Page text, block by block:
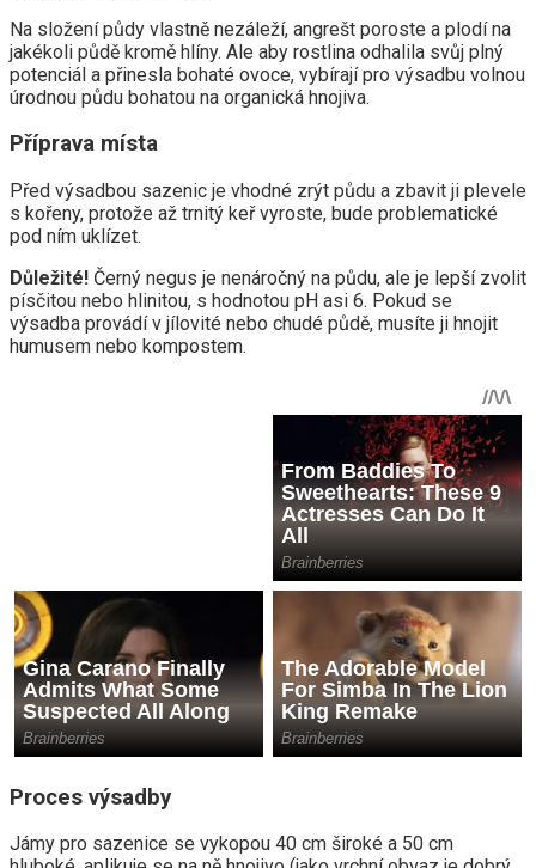
Na složení půdy vlastně nezáleží, angrešt poroste a plodí na
jakékoli půdě kromě hlíny. Ale aby rostlina odhalila svůj plný
potenciál a přinesla bohaté ovoce, vybírají pro výsadbu volnou
úrodnou půdu bohatou na organická hnojiva.
Příprava místa
Před výsadbou sazenic je vhodné zrýt půdu a zbavit ji plevele
s kořeny, protože až trnitý keř vyroste, bude problematické
pod ním uklízet.
Důležité! Černý negus je nenáročný na půdu, ale je lepší zvolit
písčitou nebo hlinitou, s hodnotou pH asi 6. Pokud se
výsadba provádí v jílovité nebo chudé půdě, musíte ji hnojit
humusem nebo kompostem.
Proces výsadby
Jámy pro sazenice se vykopou 40 cm široké a 50 cm